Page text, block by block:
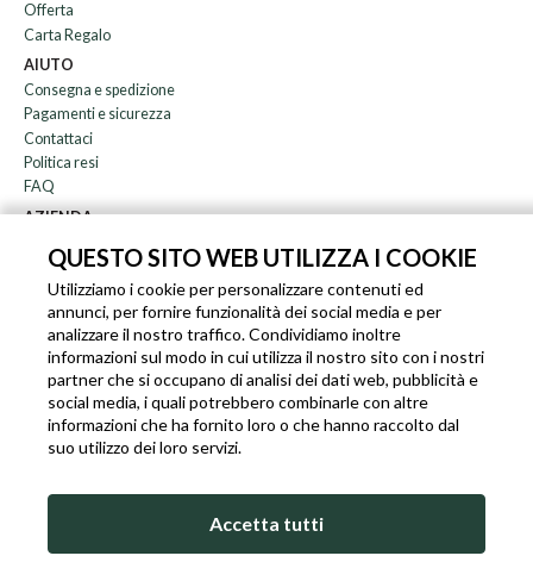
QUESTO SITO WEB UTILIZZA I COOKIE
Utilizziamo i cookie per personalizzare contenuti ed
annunci, per fornire funzionalità dei social media e per
analizzare il nostro traffico. Condividiamo inoltre
informazioni sul modo in cui utilizza il nostro sito con i nostri
partner che si occupano di analisi dei dati web, pubblicità e
social media, i quali potrebbero combinarle con altre
informazioni che ha fornito loro o che hanno raccolto dal
suo utilizzo dei loro servizi.
Accetta tutti
Offerta
Carta Regalo
AIUTO
Consegna e spedizione
Pagamenti e sicurezza
Contattaci
Politica resi
FAQ
AZIENDA
Chi siamo
Blog
Affiliazione
EN IT FR DE